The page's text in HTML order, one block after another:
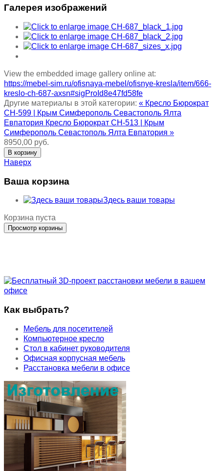
Галерея изображений
View the embedded image gallery online at:
https://mebel-sim.ru/ofisnaya-mebel/ofisnye-kresla/item/666-
kreslo-ch-687-axsn#sigProId8e47fd58fe
Другие материалы в этой категории: « Кресло Бюрократ
CH-599 | Крым Симферополь Севастополь Ялта
Евпатория Кресло Бюрократ CH-513 | Крым
Симферополь Севастополь Ялта Евпатория »
8950,00 руб.
Наверх
Ваша корзина
Здесь ваши товары
Корзина пуста
Как выбрать?
Мебель для посетителей
Компьютерное кресло
Стол в кабинет руководителя
Офисная корпусная мебель
Расстановка мебели в офисе